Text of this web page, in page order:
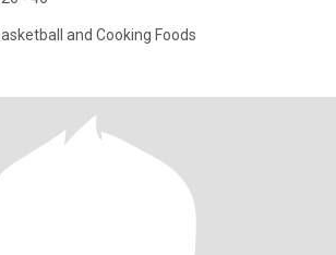
and Cooking Foods